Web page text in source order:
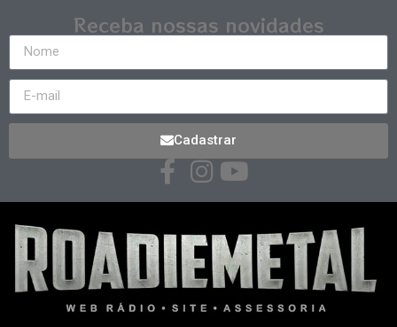
Receba nossas novidades
Cadastrar